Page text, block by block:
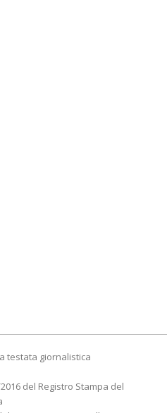
testata giornalistica
del Registro Stampa del